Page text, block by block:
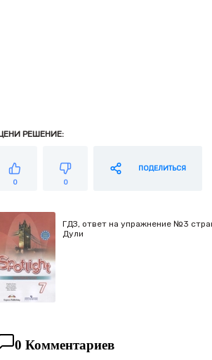
РЕШЕНИЕ:
0 0
ПОДЕЛИТЬСЯ
ГДЗ, ответ на упражнение №3
Дули